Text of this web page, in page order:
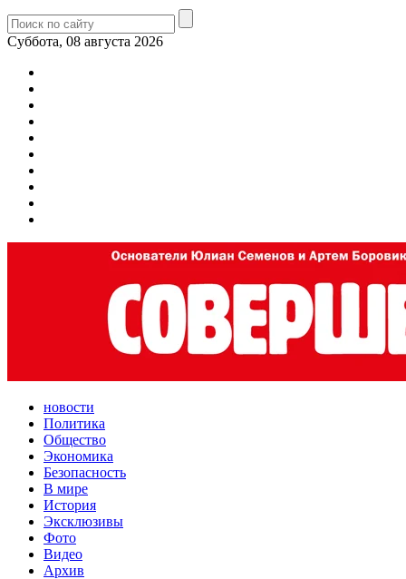
Суббота, 08 августа 2026
новости
Политика
Общество
Экономика
Безопасность
В мире
История
Эксклюзивы
Фото
Видео
Архив